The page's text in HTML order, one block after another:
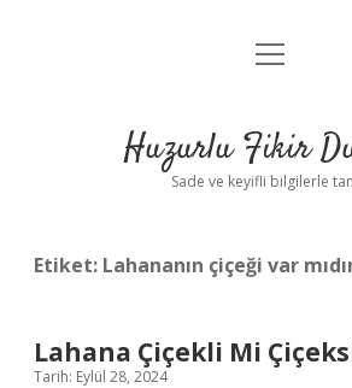
Anasayfa
Yasal Uyarı
menüyü
Huzurlu Fikir
Sade ve keyifli bilgilerle
Etiket: Lahananın çiçeği var
Lahana Çiçekli Mi
Tarih: Eylül 28, 2024